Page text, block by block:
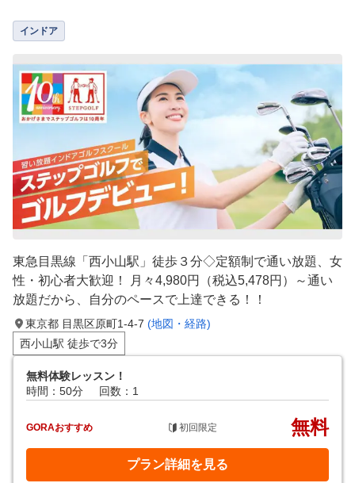
インドア
東急目黒線「西小山駅」徒歩３分◇定額制で通い放題、女
性・初心者大歓迎！ 月々4,980円（税込5,478円）～通い
放題だから、自分のペースで上達できる！！
東京都 目黒区原町1-4-7 (地図・経路)
西小山駅 徒歩で3分
無料体験レッスン！
時間：50分
回数：1
GORAおすすめ 初回限定 無料
プラン詳細を見る